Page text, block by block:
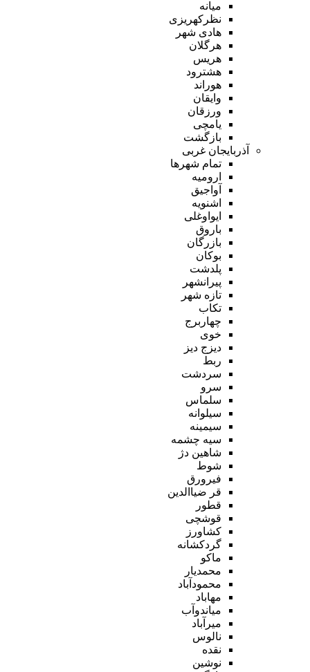
میانه
نظرکهریزی
هادی شهر
هرگلان
هریس
هشترود
هوراند
وایقان
ورزقان
یامچی
بازگشت
آذربایجان غربی
تمام شهر‌ها
ارومیه
آواجیق
اشنویه
ایواوغلی
باروق
بازرگان
بوکان
پلدشت
پیرانشهر
تازه شهر
تکاب
چهاربرج
خوی
دیزج دیز
ربط
سردشت
سرو
سلماس
سیلوانه
سیمینه
سیه چشمه
شاهین دژ
شوط
فیرورق
قر ضیاالدین
قطور
قوشچی
کشاورز
گردکشانه
ماکو
محمدیار
محمودآباد
مهاباد
میاندوآب
میرآباد
نالوس
نقده
نوشین